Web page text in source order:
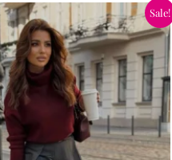
Sale!
Aktuálna
cena
je:
24.90€.